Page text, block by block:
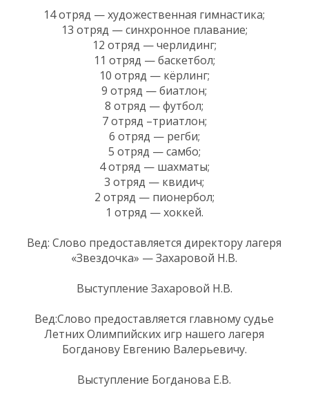
14 отряд — художественная гимнастика;
13 отряд — синхронное плавание;
12 отряд — черлидинг;
11 отряд — баскетбол;
10 отряд — кёрлинг;
9 отряд — биатлон;
8 отряд — футбол;
7 отряд –триатлон;
6 отряд — регби;
5 отряд — самбо;
4 отряд — шахматы;
3 отряд — квидич;
2 отряд — пионербол;
1 отряд — хоккей.
Вед: Слово предоставляется директору лагеря
«Звездочка» — Захаровой Н.В.
Выступление Захаровой Н.В.
Вед:Слово предоставляется главному судье
Летних Олимпийских игр нашего лагеря
Богданову Евгению Валерьевичу.
Выступление Богданова Е.В.